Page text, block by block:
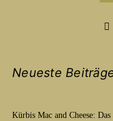
Neueste
Kürbis Mac and Cheese: